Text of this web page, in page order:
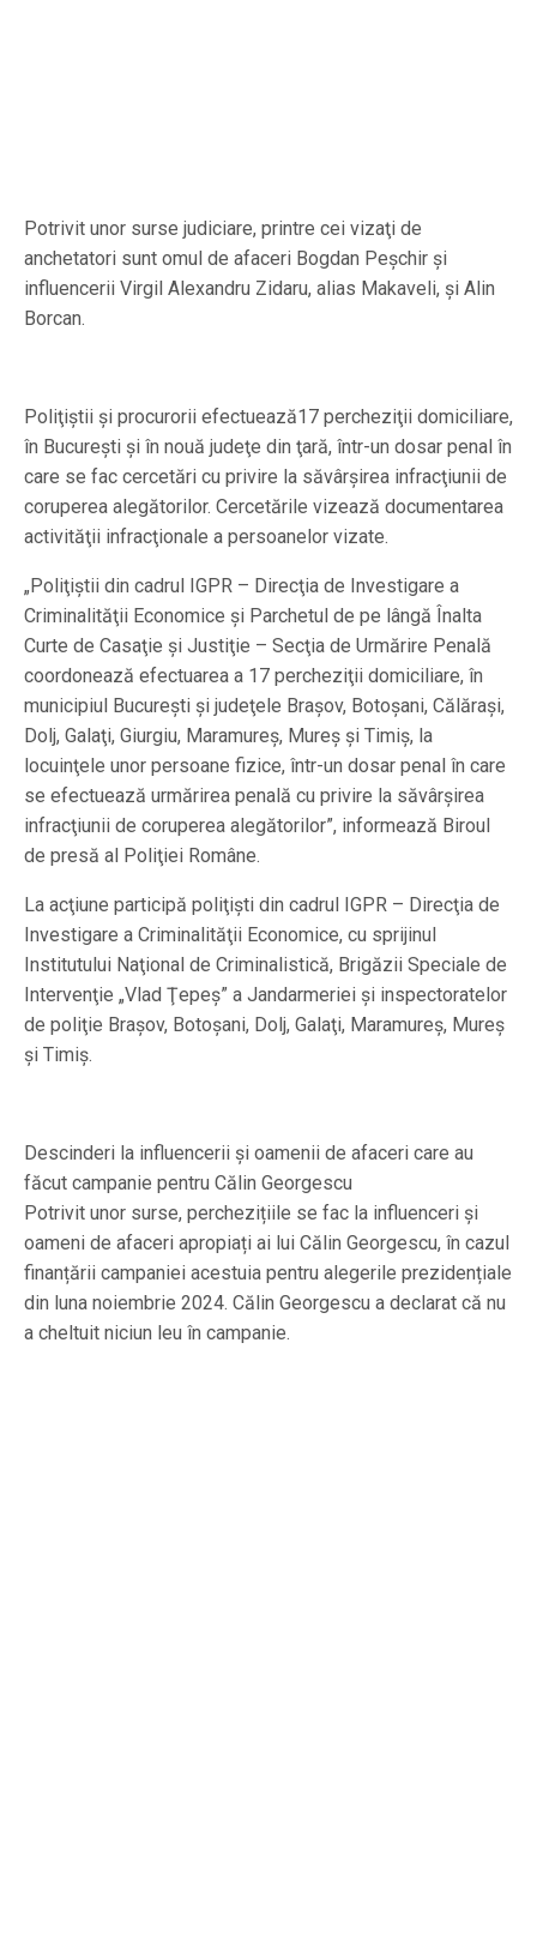
Potrivit unor surse judiciare, printre cei vizaţi de
anchetatori sunt omul de afaceri Bogdan Peșchir și
influencerii Virgil Alexandru Zidaru, alias Makaveli, şi Alin
Borcan.
Poliţiştii şi procurorii efectuează17 percheziţii domiciliare,
în Bucureşti şi în nouă judeţe din ţară, într-un dosar penal în
care se fac cercetări cu privire la săvârşirea infracţiunii de
coruperea alegătorilor. Cercetările vizează documentarea
activităţii infracţionale a persoanelor vizate.
„Poliţiştii din cadrul IGPR – Direcţia de Investigare a
Criminalităţii Economice şi Parchetul de pe lângă Înalta
Curte de Casaţie şi Justiţie – Secţia de Urmărire Penală
coordonează efectuarea a 17 percheziţii domiciliare, în
municipiul Bucureşti şi judeţele Braşov, Botoşani, Călăraşi,
Dolj, Galaţi, Giurgiu, Maramureş, Mureş şi Timiş, la
locuinţele unor persoane fizice, într-un dosar penal în care
se efectuează urmărirea penală cu privire la săvârşirea
infracţiunii de coruperea alegătorilor”, informează Biroul
de presă al Poliţiei Române.
La acţiune participă poliţişti din cadrul IGPR – Direcţia de
Investigare a Criminalităţii Economice, cu sprijinul
Institutului Naţional de Criminalistică, Brigăzii Speciale de
Intervenţie „Vlad Ţepeş” a Jandarmeriei şi inspectoratelor
de poliţie Braşov, Botoşani, Dolj, Galaţi, Maramureş, Mureş
şi Timiş.
Descinderi la influencerii şi oamenii de afaceri care au
făcut campanie pentru Călin Georgescu
Potrivit unor surse, perchezițiile se fac la influenceri și
oameni de afaceri apropiați ai lui Călin Georgescu, în cazul
finanțării campaniei acestuia pentru alegerile prezidențiale
din luna noiembrie 2024. Călin Georgescu a declarat că nu
a cheltuit niciun leu în campanie.